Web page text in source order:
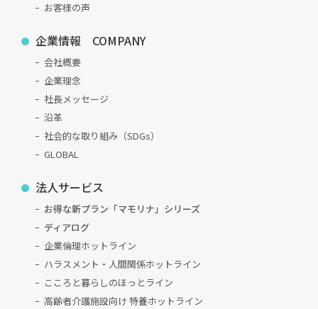
お客様の声
企業情報 COMPANY
会社概要
企業理念
社長メッセージ
沿革
社会的な取り組み（SDGs）
GLOBAL
法人サービス
お得な新プラン「マモリナ」シリーズ
ディアログ
企業倫理ホットライン
ハラスメント・人間関係ホットライン
こころと暮らしのほっとライン
高齢者介護施設向け 特養ホットライン